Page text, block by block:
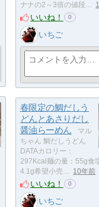
ナナの2～3倍の値段…
いいね！ 0
いちご
春限定の鯛だしう
どんとあさりだし
醤油らーめん
マル
ちゃん 鯛だしうどん
DATAカロリー：
297Kcal麺の量：55g食
4.1g希望小売… 10年前
いいね！ 0
いちご